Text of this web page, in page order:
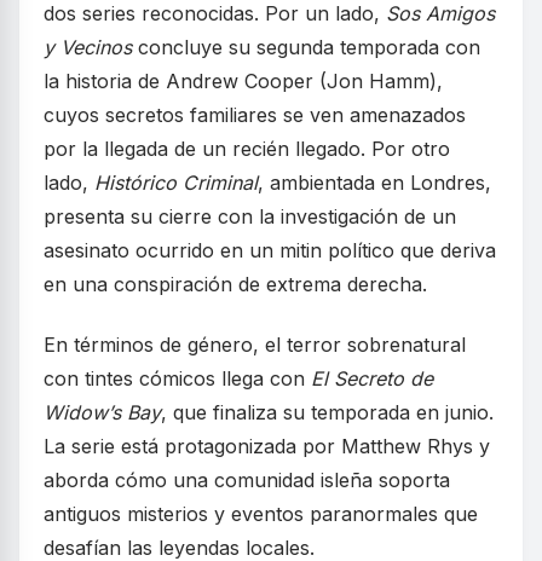
dos series reconocidas. Por un lado, Sos Amigos
y Vecinosconcluye su segunda temporada con
la historia de Andrew Cooper (Jon Hamm),
cuyos secretos familiares se ven amenazados
por la llegada de un recién llegado. Por otro
lado, Histórico Criminal, ambientada en Londres,
presenta su cierre con la investigación de un
asesinato ocurrido en un mitin político que deriva
en una conspiración de extrema derecha.
En términos de género, el terror sobrenatural
con tintes cómicos llega con El Secreto de
Widow’s Bay, que finaliza su temporada en junio.
La serie está protagonizada por Matthew Rhys y
aborda cómo una comunidad isleña soporta
antiguos misterios y eventos paranormales que
desafían las leyendas locales.